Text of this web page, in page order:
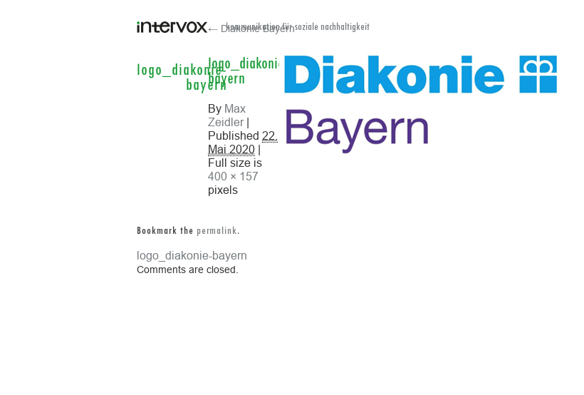
logo_diakonie-
bayern
kommunikation für soziale nachhaltigkeit
← Diakonie Bayern
logo_diakonie-
bayern
By Max
Zeidler|
Published 22.
Mai 2020 |
Full size is
400 × 157
pixels
logo_diakonie-bayern
Bookmark the permalink.
Comments are closed.